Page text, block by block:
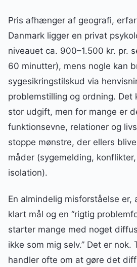
Pris afhænger af geografi,
Danmark ligger en privat
niveauet ca. 900–1.500 kr. pr.
60 minutter), mens nogle kan
sygesikringstilskud via
problemstilling og ordning. Det
stor udgift, men for mange er
funktionsevne, relationer og
stoppe mønstre, der ellers
måder (sygemelding,
isolation).
En almindelig misforståelse er,
klart mål og en “rigtig
starter mange med noget
ikke som mig selv.” Det er nok.
handler ofte om at gøre det